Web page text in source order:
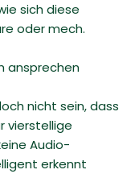
sich diese
oder mech.
ansprechen
nicht sein, dass
vierstellige
Audio-
erkennt